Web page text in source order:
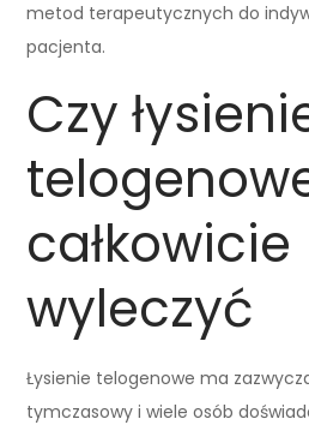
metod terapeutycznych do
pacjenta.
Czy
całkowicie
wyleczyć
Łysienie telogenowe ma
tymczasowy i wiele osób